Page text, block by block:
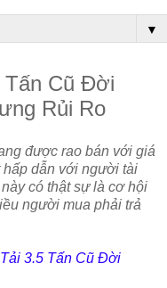
▼
Tấn Cũ Đời
Rủi Ro
được rao bán với giá
hấp dẫn với người tài
có thật sự là cơ hội
người mua phải trả
3.5 Tấn Cũ Đời